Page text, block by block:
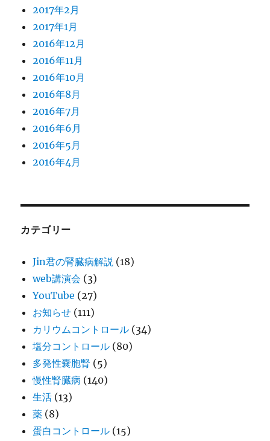
2017年2月
2017年1月
2016年12月
2016年11月
2016年10月
2016年8月
2016年7月
2016年6月
2016年5月
2016年4月
カテゴリー
Jin君の腎臓病解説 (18)
web講演会 (3)
YouTube (27)
お知らせ (111)
カリウムコントロール (34)
塩分コントロール (80)
多発性嚢胞腎 (5)
慢性腎臓病 (140)
生活 (13)
薬 (8)
蛋白コントロール (15)